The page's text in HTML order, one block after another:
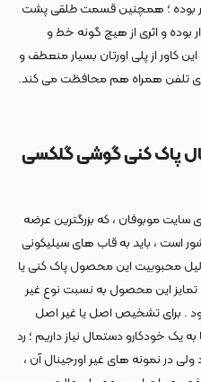
بوده ؛ همچنین قسمت طلقی پشت
بوده و اثری از هیچ گونه خط و
کاور از پلی اورتان بسیار منعطف و
تلفن همراه هم محافظت می کند.
پاک کنی گوشی گلکسی
سایت موبوفان ، که بزرگترین عرضه
است ، باید به قاب های سیلیکونی
محبوبیت این محصول پاک کنی یا
این محصول به نسبت نوع غیر
. برای تشخیص اصل یا غیر اصل
یک خودکارو دستمال نیاز داریم ؛ رد
در نمونه های غیر اورجینال آن ،